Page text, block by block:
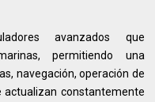
avanzados que
permitiendo una
navegación, operación de
actualizan constantemente